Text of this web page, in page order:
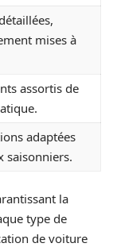
mises à
assortis de
adaptées
saisonniers.
la
type de
de voiture